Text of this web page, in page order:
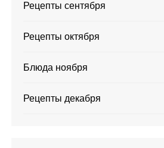
Рецепты сентября
Рецепты октября
Блюда ноября
Рецепты декабря